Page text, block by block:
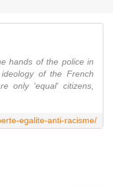
hands of the police in
of the French
only 'equal' citizens,
egalite-anti-racisme/